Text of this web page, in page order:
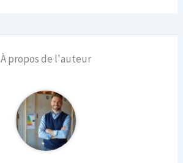
À propos de l'auteur